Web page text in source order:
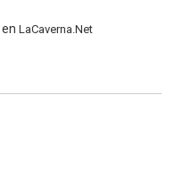
en LaCaverna.Net